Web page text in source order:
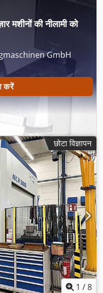
की नीलामी को
GmbH
करें
छोटा विज्ञापन
1 /8